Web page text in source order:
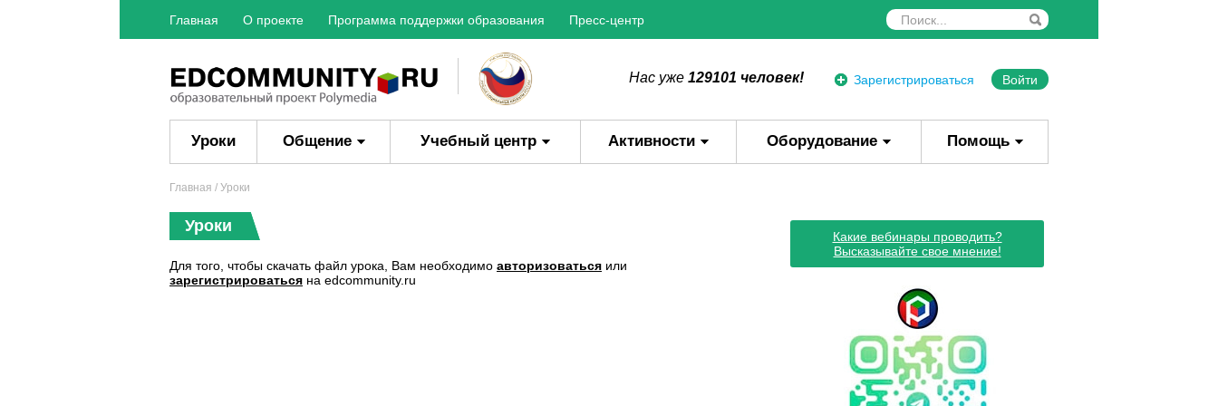
Главная О проекте Программа поддержки образования Пресс-центр
Зарегистрироваться Войти
Нас уже 129101 человек!
Уроки Общение Учебный центр Активности Оборудование Помощь
Главная / Уроки
Уроки
Для того, чтобы скачать файл урока, Вам необходимо авторизоваться или
зарегистрироваться на edcommunity.ru
Какие вебинары проводить?
Высказывайте свое мнение!